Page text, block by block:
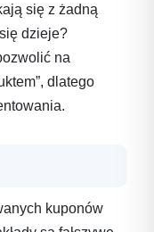
się z żadną
dzieje?
na
dlatego
kuponów